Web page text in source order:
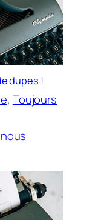
dupes !
, Toujours